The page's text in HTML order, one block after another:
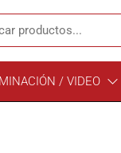
/ VIDEO